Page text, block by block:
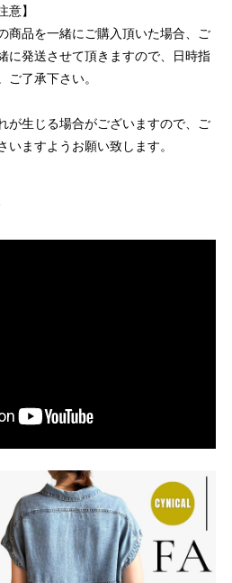
意】
商品を一緒にご購入頂いた場合、ご
に発送させて頂きますので、日時指
ご了承下さい。
が生じる場合がございますので、ご
ますようお願い致します。